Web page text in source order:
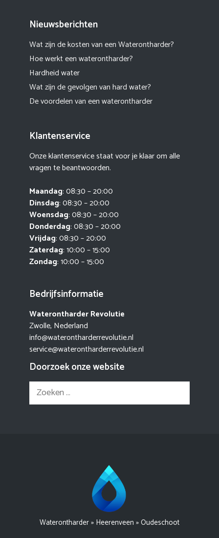
Nieuwsberichten
Wat zijn de kosten van een Waterontharder?
Hoe werkt een waterontharder?
Hardheid water
Wat zijn de gevolgen van hard water?
De voordelen van een waterontharder
Klantenservice
Onze klantenservice staat voor je klaar om alle
vragen te beantwoorden.
Maandag: 08:30 – 20:00
Dinsdag: 08:30 – 20:00
Woensdag: 08:30 – 20:00
Donderdag: 08:30 – 20:00
Vrijdag: 08:30 – 20:00
Zaterdag: 10:00 – 15:00
Zondag: 10:00 – 15:00
Bedrijfsinformatie
Waterontharder Revolutie
Zwolle, Nederland
info@waterontharderrevolutie.nl
service@waterontharderrevolutie.nl
Doorzoek onze website
Zoek
naar:
Waterontharder» Heerenveen »Oudeschoot